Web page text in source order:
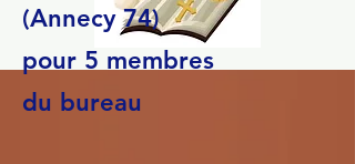
(Annecy 74)
pour 5 membres
du bureau